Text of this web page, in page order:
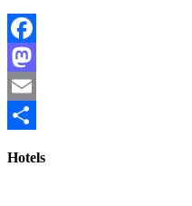
Facebook
Mastodon
Email
Hotels